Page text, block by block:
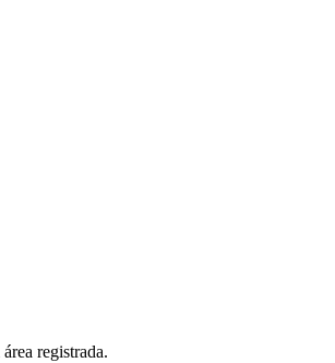
registrada.